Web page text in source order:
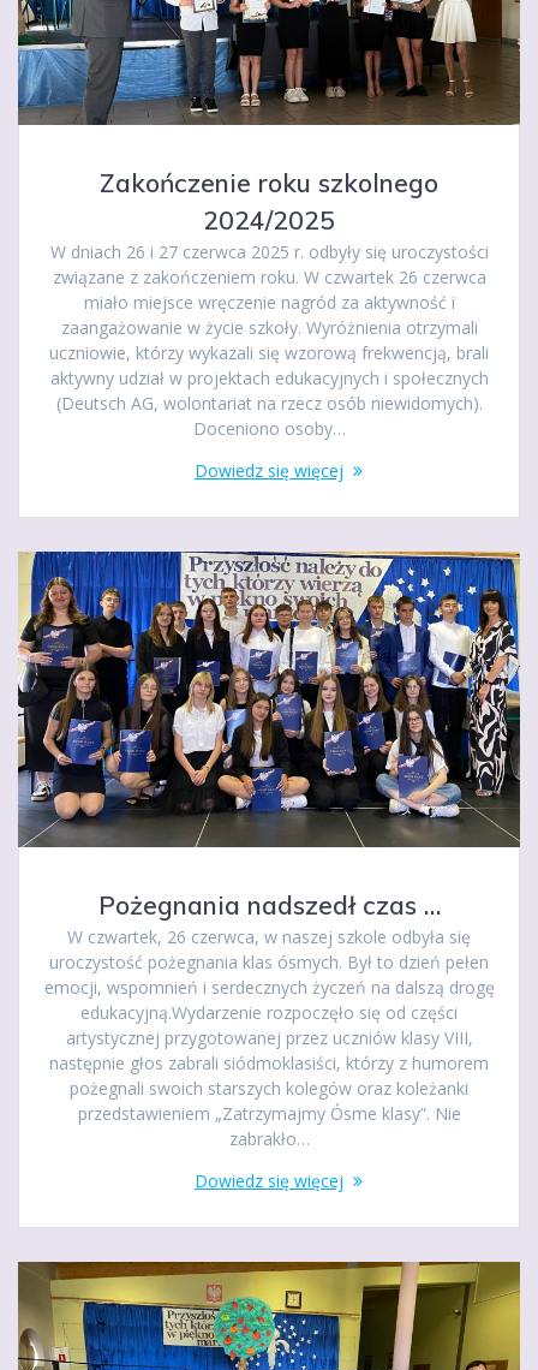
Zakończenie roku szkolnego
2024/2025
W dniach 26 i 27 czerwca 2025 r. odbyły się uroczystości
związane z zakończeniem roku. W czwartek 26 czerwca
miało miejsce wręczenie nagród za aktywność i
zaangażowanie w życie szkoły. Wyróżnienia otrzymali
uczniowie, którzy wykazali się wzorową frekwencją, brali
aktywny udział w projektach edukacyjnych i społecznych
(Deutsch AG, wolontariat na rzecz osób niewidomych).
Doceniono osoby…
Dowiedz się więcej
Pożegnania nadszedł czas …
W czwartek, 26 czerwca, w naszej szkole odbyła się
uroczystość pożegnania klas ósmych. Był to dzień pełen
emocji, wspomnień i serdecznych życzeń na dalszą drogę
edukacyjną.Wydarzenie rozpoczęło się od części
artystycznej przygotowanej przez uczniów klasy VIII,
następnie głos zabrali siódmoklasiści, którzy z humorem
pożegnali swoich starszych kolegów oraz koleżanki
przedstawieniem „Zatrzymajmy Ósme klasy”. Nie
zabrakło…
Dowiedz się więcej